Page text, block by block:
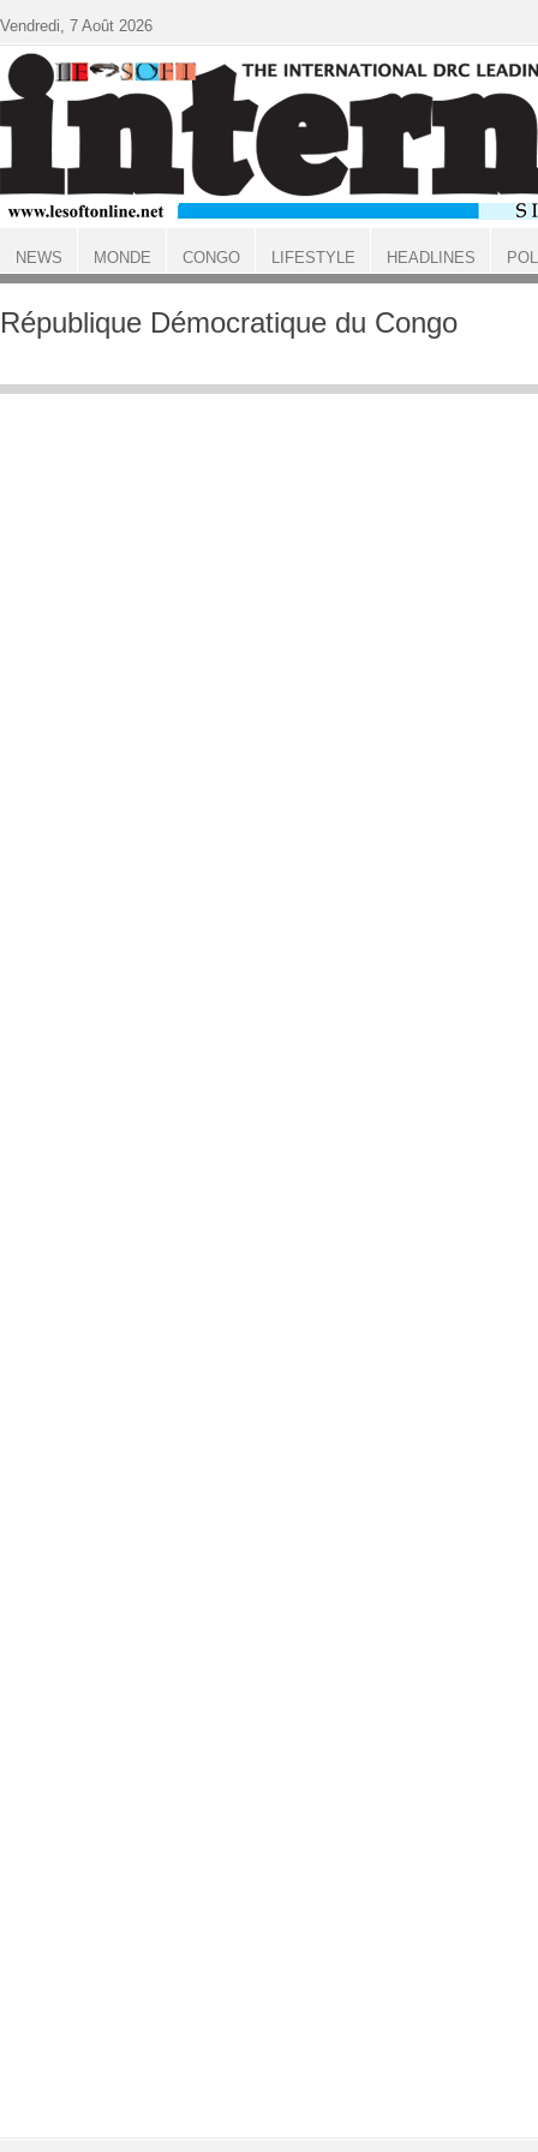
ACCUEIL
République Démocratique du Congo
Vendredi, 7 Août 2026
NEWS MONDE CONGO LIFESTYLE HEADLINES